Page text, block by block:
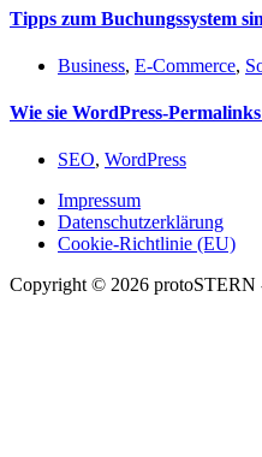
Tipps zum Buchungssystem
Business, E-Commerce,
Wie sie WordPress-
SEO, WordPress
Impressum
Datenschutzerklärung
Cookie-Richtlinie (EU)
Copyright © 2026 protoSTERN